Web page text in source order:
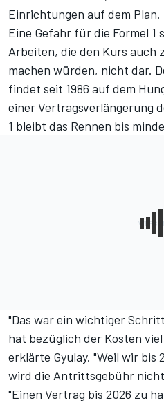
Einrichtungen auf dem Plan.
Eine Gefahr für die Formel 1
Arbeiten, die den Kurs auch
machen würden, nicht dar.
findet seit 1986 auf dem
einer Vertragsverlängerung
1 bleibt das Rennen bis
"Das war ein wichtiger
hat bezüglich der Kosten
erklärte Gyulay. "Weil wir bis
wird die Antrittsgebühr nicht
"Einen Vertrag bis 2026 zu